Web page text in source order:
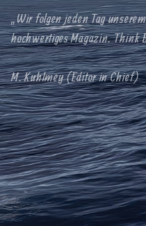
„Wir folgen jeden Tag
hochwertiges Magazin. Think
M. Kuhlmey (Editor in Chief)